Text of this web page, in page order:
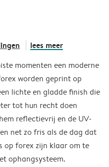
lees meer
momenten een moderne
worden geprint op
lichte en gladde finish die
tot hun recht doen
reflectievrij en de UV-
net zo fris als de dag dat
op forex zijn klaar om te
ophangsysteem.